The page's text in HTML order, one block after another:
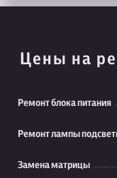
Цены на
Ремонт блока питания
Ремонт лампы
Замена матрицы